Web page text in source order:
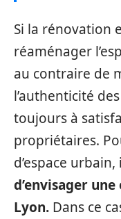
Si la rénovation
réaménager
au contraire de
l’authenticité
toujours à
propriétaires.
d’espace urbain,
d’envisager
Lyon. Dans ce